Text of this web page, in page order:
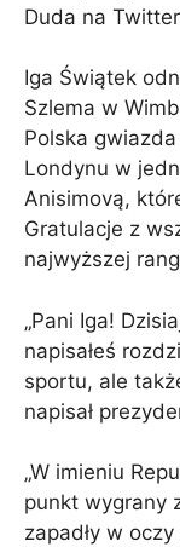
Duda na
Iga Świątek
Szlema w
Polska
Londynu w
Anisimovą,
Gratulacje z
najwyższej
„Pani Iga!
napisałeś
sportu, ale
napisał
„W imieniu
punkt wygrany
zapadły w